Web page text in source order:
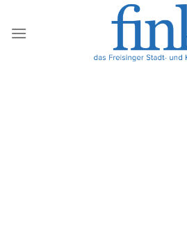
Inhalt
springen